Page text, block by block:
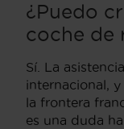
¿Puedo
coche de
Sí. La
internacional,
la frontera
es una duda